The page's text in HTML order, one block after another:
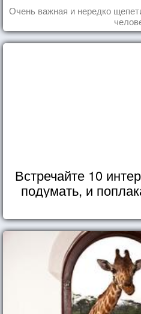
Очень важная и нередко
Встречайте 10
подумать, и